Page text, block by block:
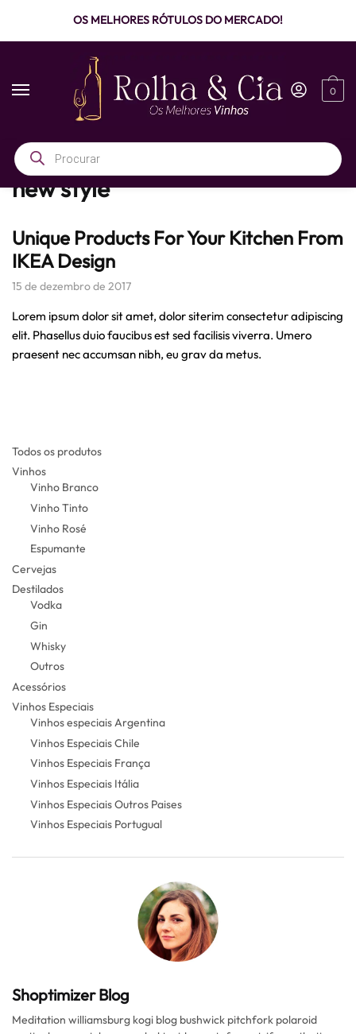
OS MELHORES RÓTULOS DO MERCADO!
0
Início / Posts marcados com a tag “new style”
new style
Unique Products For Your Kitchen From
IKEA Design
15 de dezembro de 2017
Lorem ipsum dolor sit amet, dolor siterim consectetur adipiscing
elit. Phasellus duio faucibus est sed facilisis viverra. Umero
praesent nec accumsan nibh, eu grav da metus.
Todos os produtos
Vinhos
Vinho Branco
Vinho Tinto
Vinho Rosé
Espumante
Cervejas
Destilados
Vodka
Gin
Whisky
Outros
Acessórios
Vinhos Especiais
Vinhos especiais Argentina
Vinhos Especiais Chile
Vinhos Especiais França
Vinhos Especiais Itália
Vinhos Especiais Outros Paises
Vinhos Especiais Portugual
Shoptimizer Blog
Meditation williamsburg kogi blog bushwick pitchfork polaroid